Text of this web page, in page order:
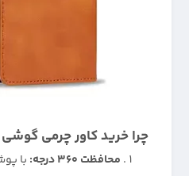
چرا خرید کاور چرمی گوشی
محافظت 360 درجه:
با